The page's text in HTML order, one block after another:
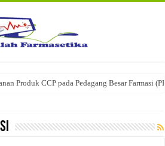
Produk CCP pada Pedagang Besar Farmasi